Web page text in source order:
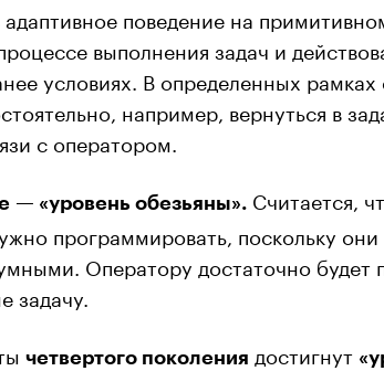
поведение на
выполнения задач и
условиях. В определенных
например, вернуться в
с оператором.
— «уровень обезьяны». Считается,
программировать, поскольку они
Оператору достаточно будет
задачу.
четвертого поколения достигнут